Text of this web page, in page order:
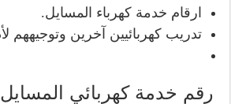
ارقام خدمة كهرباء المسايل.
تدريب كهربائيين آخرين وتوجيههم
رقم خدمة كهربائي المسايل